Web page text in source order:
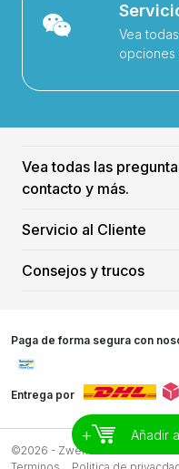
+ Añadir
Vea
opciones
Vea todas las
contacto y más.
Servicio al Cliente
Consejos y trucos
Paga de forma segura con
Entrega por
©2026 - Zwemreus